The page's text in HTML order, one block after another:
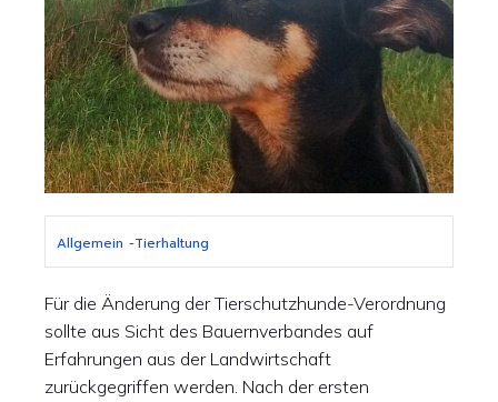
Allgemein -Tierhaltung
Für die Änderung der Tierschutzhunde-Verordnung
sollte aus Sicht des Bauernverbandes auf
Erfahrungen aus der Landwirtschaft
zurückgegriffen werden. Nach der ersten